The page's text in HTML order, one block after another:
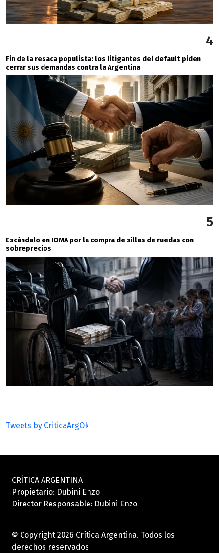
4
Fin de la resaca populista: los litigantes del default piden
cerrar sus demandas contra la Argentina
5
Escándalo en IOMA por la compra de sillas de ruedas con
sobreprecios
Tweets by CriticaArgOk
CRÍTICA ARGENTINA
Propietario: Dubini Enzo
Director Responsable: Dubini Enzo
© Copyright 2026 Crítica Argentina. Todos los
derechos reservados